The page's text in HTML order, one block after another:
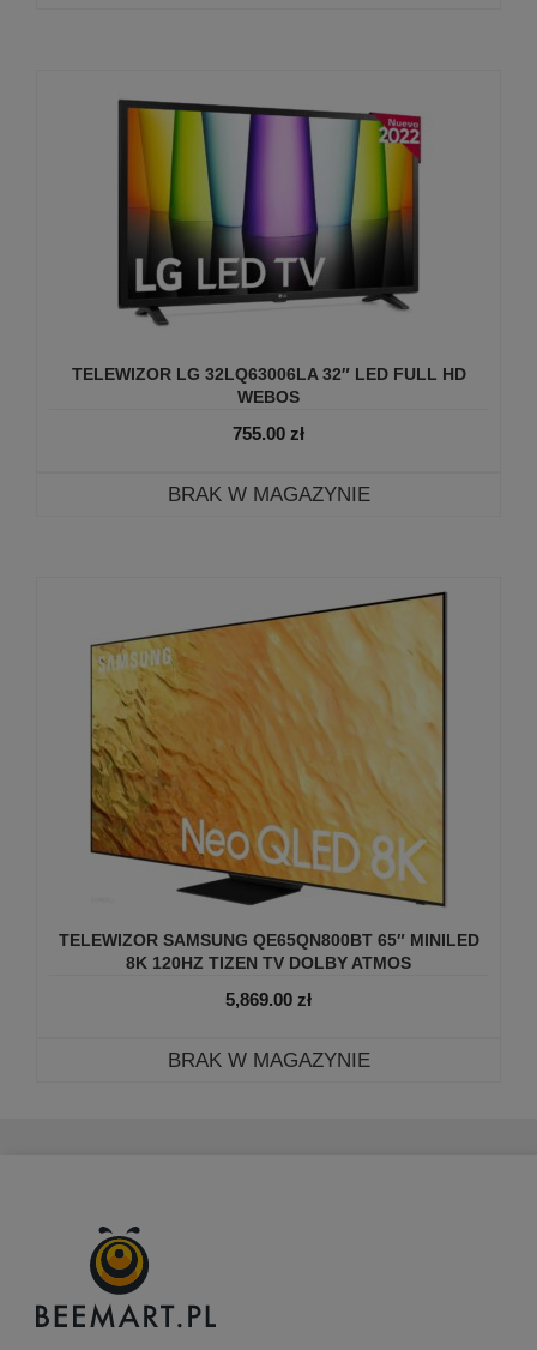
TELEWIZOR LG 32LQ63006LA 32″ LED FULL HD
WEBOS
755.00 zł
BRAK W MAGAZYNIE
TELEWIZOR SAMSUNG QE65QN800BT 65″ MINILED
8K 120HZ TIZEN TV DOLBY ATMOS
5,869.00 zł
BRAK W MAGAZYNIE